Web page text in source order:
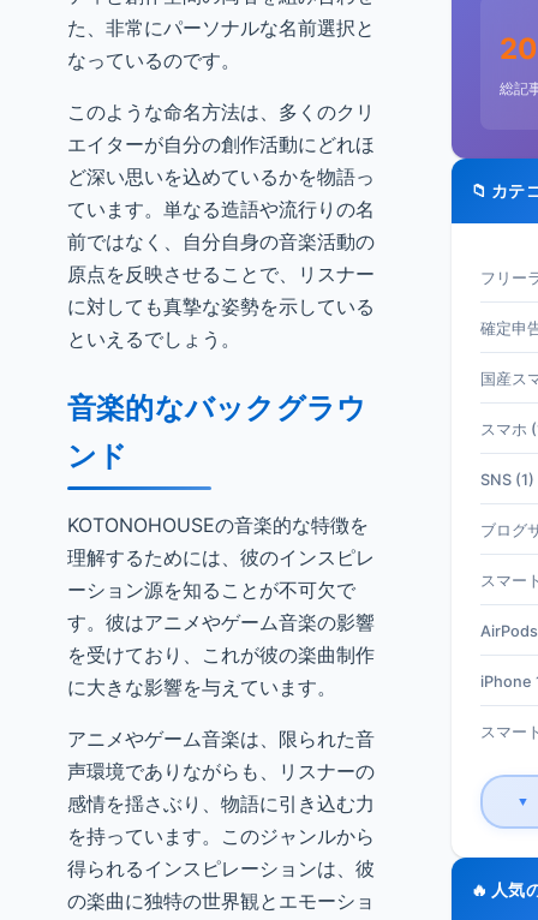
た、非常にパーソナルな名前選択と
なっているのです。
このような命名方法は、多くのクリ
エイターが自分の創作活動にどれほ
ど深い思いを込めているかを物語っ
ています。単なる造語や流行りの名
前ではなく、自分自身の音楽活動の
原点を反映させることで、リスナー
に対しても真摯な姿勢を示している
といえるでしょう。
音楽的なバックグラウ
ンド
KOTONOHOUSEの音楽的な特徴を
理解するためには、彼のインスピレ
ーション源を知ることが不可欠で
す。彼はアニメやゲーム音楽の影響
を受けており、これが彼の楽曲制作
に大きな影響を与えています。
アニメやゲーム音楽は、限られた音
声環境でありながらも、リスナーの
感情を揺さぶり、物語に引き込む力
を持っています。このジャンルから
得られるインスピレーションは、彼
の楽曲に独特の世界観とエモーショ
総記
📁 カテ
フリー
確定申
国産ス
スマホ
SNS (1)
ブログ
スマー
iPhone
スマー
▼
🔥 人気